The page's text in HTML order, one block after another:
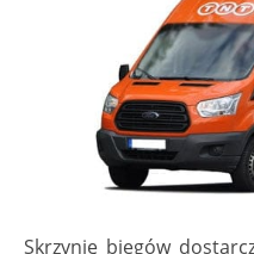
Skrzynię biegów